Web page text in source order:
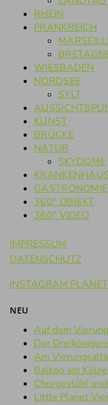
RHEIN
FRANKREICH
WIESBADEN
NORDSEE
SYLT
KUNST
BRÜCKE
NATUR
SKYDOME
GASTRONOMIE
360° OBJEKT
360° VIDEO
IMPRESSUM
DATENSCHUTZ
INSTAGRAM
NEU
Auf dem
Der
Am
Balkon am
Chorgestühl
Little Planet